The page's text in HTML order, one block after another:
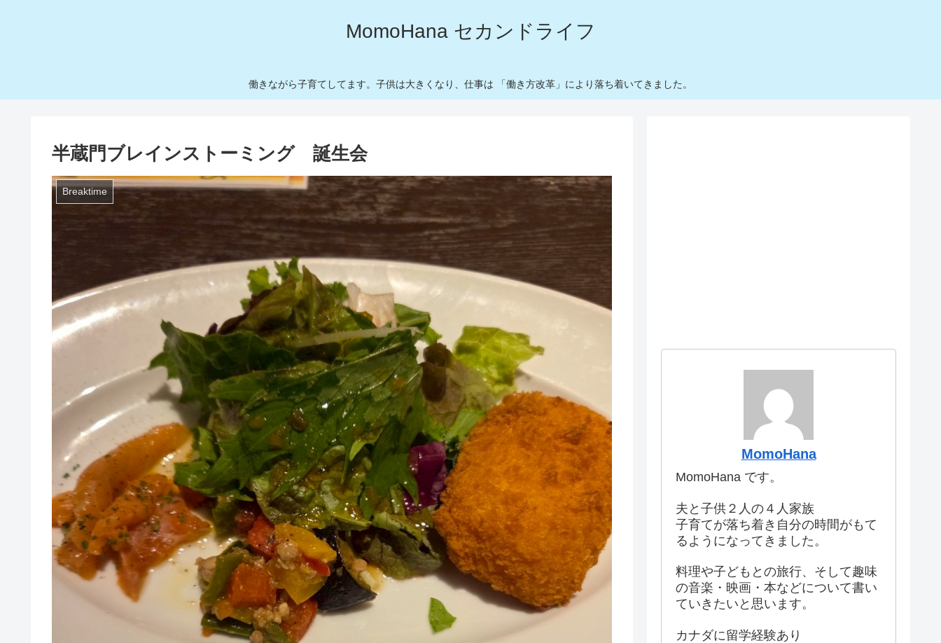
MomoHana セカンドライフ
働きながら子育てしてます。子供は大きくなり、仕事は 「働き方改革」により落ち着いてきました。
半蔵門ブレインストーミング 誕生会
Breaktime
MomoHana
MomoHana です。
夫と子供２人の４人家族
子育てが落ち着き自分の時間がもて
るようになってきました。
料理や子どもとの旅行、そして趣味
の音楽・映画・本などについて書い
ていきたいと思います。
カナダに留学経験あり